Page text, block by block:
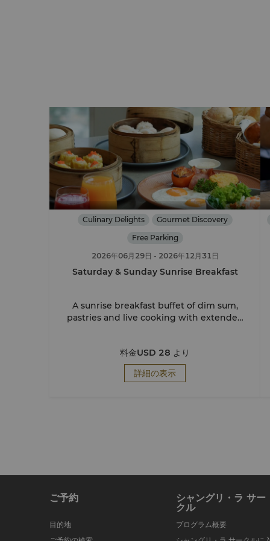
Culinary Delights
Gourmet Discovery
Free Parking
2026年06月29日 - 2026年12月31日
Saturday & Sunday Sunrise Breakfast
A sunrise breakfast buffet of dim sum,
pastries and live cooking with extended
料金USD 28 より
詳細の表示
ご予約
目的地
シャングリ・ラ サー
クル
プログラム概要